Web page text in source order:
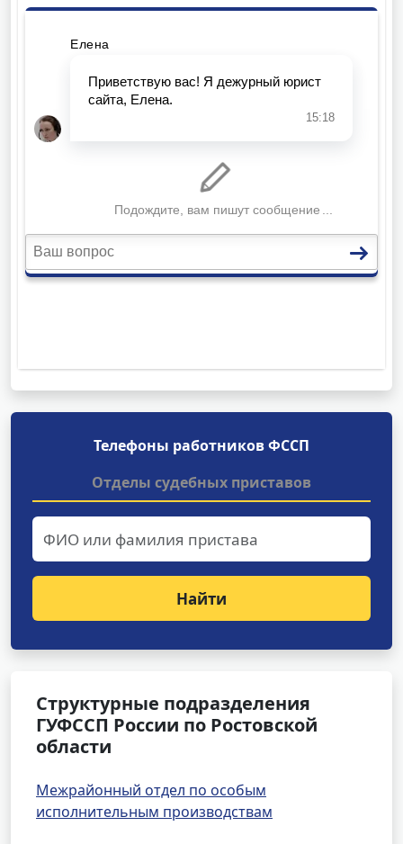
Телефоны работников ФССП
Отделы судебных приставов
Найти
Структурные подразделения
ГУФССП России по Ростовской
области
Межрайонный отдел по особым
исполнительным производствам